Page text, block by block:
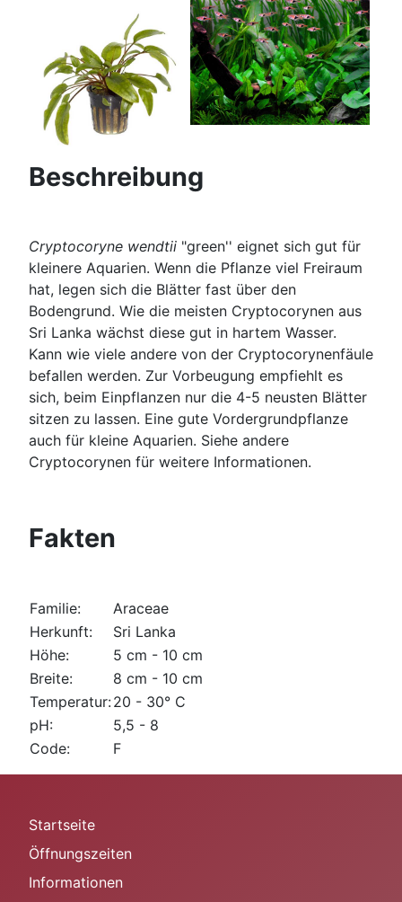
Beschreibung
Cryptocoryne wendtii "green'' eignet sich gut für
kleinere Aquarien. Wenn die Pflanze viel Freiraum
hat, legen sich die Blätter fast über den
Bodengrund. Wie die meisten Cryptocorynen aus
Sri Lanka wächst diese gut in hartem Wasser.
Kann wie viele andere von der Cryptocorynenfäule
befallen werden. Zur Vorbeugung empfiehlt es
sich, beim Einpflanzen nur die 4-5 neusten Blätter
sitzen zu lassen. Eine gute Vordergrundpflanze
auch für kleine Aquarien. Siehe andere
Cryptocorynen für weitere Informationen.
Fakten
Familie:
Araceae
Herkunft:
Sri Lanka
Höhe:
5 cm - 10 cm
Breite:
8 cm - 10 cm
Temperatur:20 - 30° C
pH:
5,5 - 8
Code:
F
Startseite
Öffnungszeiten
Informationen